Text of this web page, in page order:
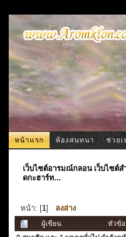
หน้าแรก ห้องสนทนา ช่วยเ
เว็บไซต์อารมณ์กลอน เว็บไซต์
ดกะฮาร์ท…
หน้า: [1] ลงล่าง
ผู้เขียน
หัวข้